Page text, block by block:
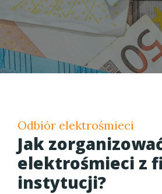
Odbiór elektrośmieci
Jak
elektrośmieci z
instytucji?